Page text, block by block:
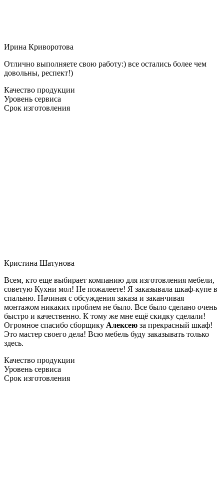
Ирина Криворотова
Отлично выполняете свою работу:) все остались более чем
довольны, респект!)
Качество продукции
Уровень сервиса
Срок изготовления
Кристина Шатунова
Всем, кто еще выбирает компанию для изготовления мебели,
советую Кухни мол! Не пожалеете! Я заказывала шкаф-купе в
спальню. Начиная с обсуждения заказа и заканчивая
монтажом никаких проблем не было. Все было сделано очень
быстро и качественно. К тому же мне ещё скидку сделали!
Огромное спасибо сборщику Алексею за прекрасный шкаф!
Это мастер своего дела! Всю мебель буду заказывать только
здесь.
Качество продукции
Уровень сервиса
Срок изготовления